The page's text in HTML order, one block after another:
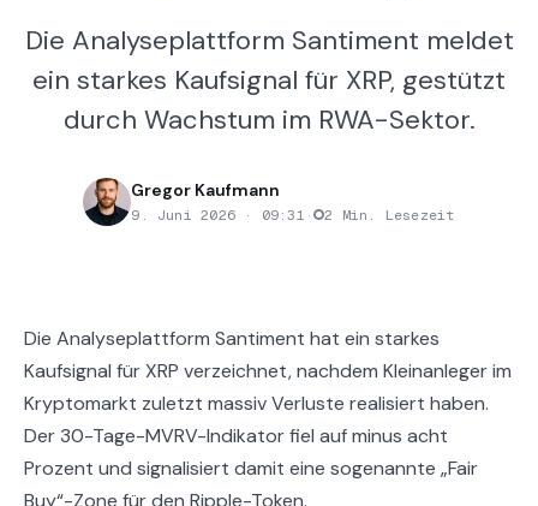
Die Analyseplattform Santiment meldet
ein starkes Kaufsignal für XRP, gestützt
durch Wachstum im RWA-Sektor.
Gregor Kaufmann
9. Juni 2026 · 09:31 · 2 Min. Lesezeit
Die Analyseplattform Santiment hat ein starkes
Kaufsignal für XRP verzeichnet, nachdem Kleinanleger im
Kryptomarkt zuletzt massiv Verluste realisiert haben.
Der 30-Tage-MVRV-Indikator fiel auf minus acht
Prozent und signalisiert damit eine sogenannte „Fair
Buy“-Zone für den Ripple-Token.